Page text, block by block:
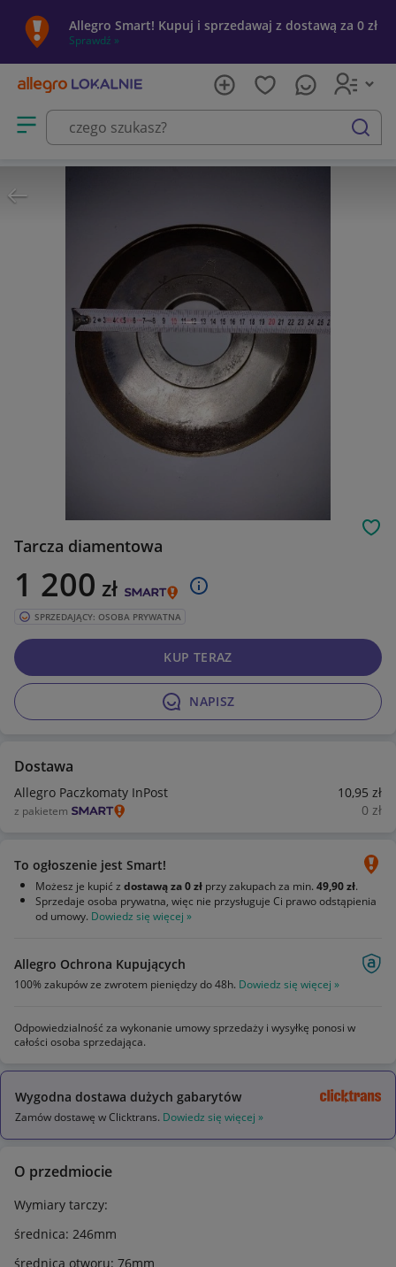
Allegro Smart! Kupuj i sprzedawaj z dostawą za 0 zł
Sprawdź »
Otwórz menu z kategoriami
szukaj
Tarcza diamentowa
1 200 zł
SPRZEDAJĄCY: OSOBA PRYWATNA
NAPISZ
KUP TERAZ
Dostawa
Allegro Paczkomaty InPost 10,95 zł
z pakietem 0 zł
To ogłoszenie jest Smart!
Możesz je kupić z dostawą za 0 zł przy zakupach za min. 49,90 zł.
Sprzedaje osoba prywatna, więc nie przysługuje Ci prawo odstąpienia
od umowy. Dowiedz się więcej »
Allegro Ochrona Kupujących
100% zakupów ze zwrotem pieniędzy do 48h. Dowiedz się więcej »
Odpowiedzialność za wykonanie umowy sprzedaży i wysyłkę ponosi w
całości osoba sprzedająca.
Wygodna dostawa dużych gabarytów
Zamów dostawę w Clicktrans. Dowiedz się więcej »
O przedmiocie
Wymiary tarczy:
średnica: 246mm
średnica otworu: 76mm